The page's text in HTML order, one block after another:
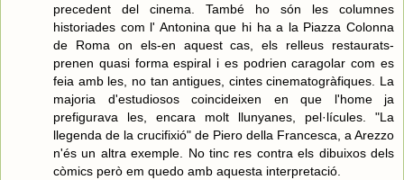
precedent del cinema. També ho són les columnes
historiades com l' Antonina que hi ha a la Piazza Colonna
de Roma on els-en aquest cas, els relleus restaurats-
prenen quasi forma espiral i es podrien caragolar com es
feia amb les, no tan antigues, cintes cinematogràfiques. La
majoria d'estudiosos coincideixen en que l'home ja
prefigurava les, encara molt llunyanes, pel·lícules. "La
llegenda de la crucifixió" de Piero della Francesca, a Arezzo
n'és un altra exemple. No tinc res contra els dibuixos dels
còmics però em quedo amb aquesta interpretació.